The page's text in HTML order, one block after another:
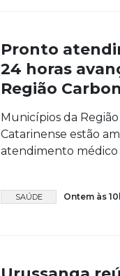
Pronto
24 horas
Região
Municípios da
Catarinense estão
atendimento médico
SAÚDE Ontem às